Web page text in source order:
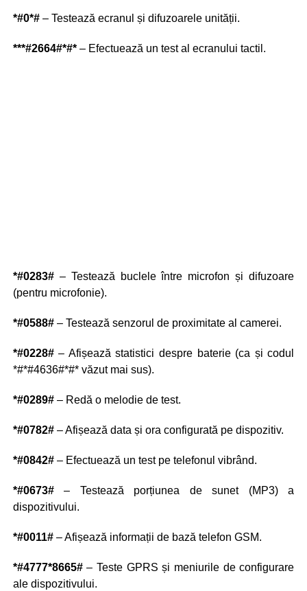
*#0*#– Testează ecranul și difuzoarele unității.
***#2664#*#*– Efectuează un test al ecranului tactil.
*#0283#– Testează buclele între microfon și difuzoare
(pentru microfonie).
*#0588#– Testează senzorul de proximitate al camerei.
*#0228#– Afișează statistici despre baterie (ca și codul
*#*#4636#*#* văzut mai sus).
*#0289#– Redă o melodie de test.
*#0782#– Afișează data și ora configurată pe dispozitiv.
*#0842#– Efectuează un test pe telefonul vibrând.
*#0673#– Testează porțiunea de sunet (MP3) a
dispozitivului.
*#0011#– Afișează informații de bază telefon GSM.
*#4777*8665#– Teste GPRS și meniurile de configurare
ale dispozitivului.